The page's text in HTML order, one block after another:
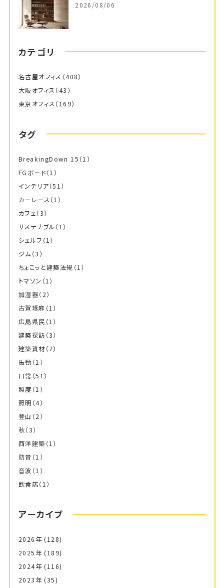
2026/08/06
カテゴリ
名古屋オフィス （408）
大阪オフィス （43）
東京オフィス （169）
タグ
BreakingDown 15 （1）
FGボード（1）
インテリア（51）
カーレース （1）
カフェ（3）
サステナブル （1）
シェルフ （1）
ジム（3）
ちょこっと建築法規 （1）
トマソン （1）
加湿器（2）
古賀琢麻 （1）
広島県民 （1）
建築探訪 （3）
建築資材（7）
振動 （1）
日常 （51）
照度 （1）
照明 （4）
登山 （2）
秋（3）
西洋建築 （1）
防音 （1）
音波 （1）
飲食店（1）
アーカイブ
2026年 (128)
2025年 (189)
2024年 (116)
2023年 (35)